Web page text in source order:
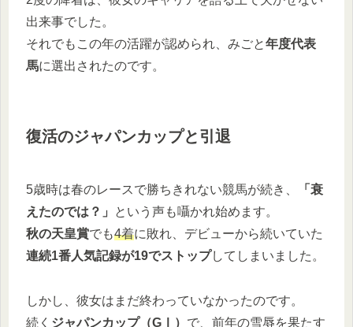
出来事でした。
それでもこの年の活躍が認められ、みごと年度代表
馬に選出されたのです。
復活のジャパンカップと引退
5歳時は春のレースで勝ちきれない競馬が続き、
「衰
えたのでは？」
という声も囁かれ始めます。
秋の天皇賞でも4着に敗れ、デビューから続いていた
連続1番人気記録が19でストップしてしまいました。
しかし、彼女はまだ終わっていなかったのです。
続く ジャパンカップ（GⅠ） で、前年の雪辱を果たす